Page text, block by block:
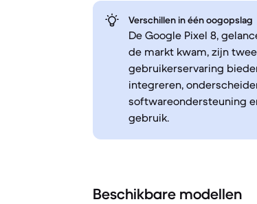
Verschillen in één oogopslag
De Google Pixel 8,
de markt kwam, zijn
gebruikerservaring
integreren,
softwareondersteuning
gebruik.
Beschikbare modellen